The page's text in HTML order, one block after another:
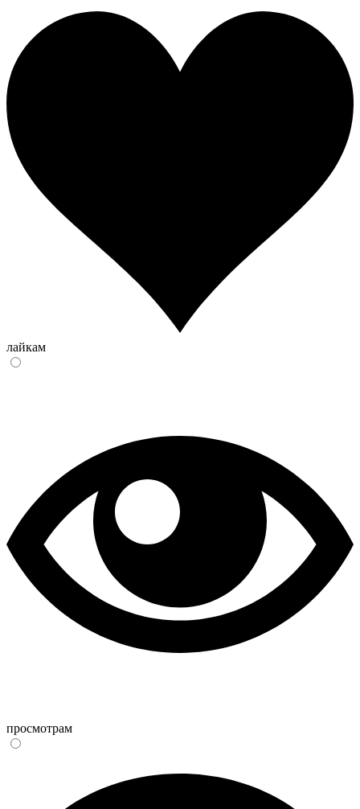
лайкам
просмотрам